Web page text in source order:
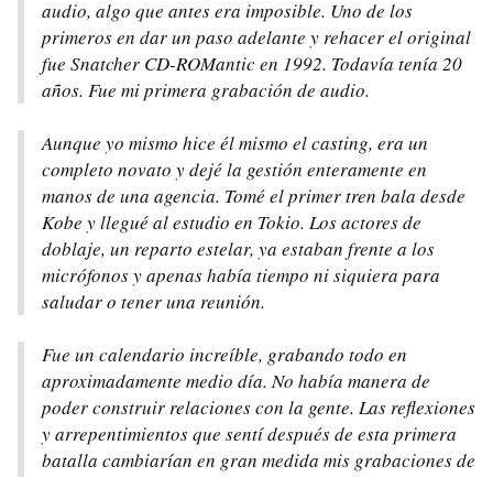
audio, algo que antes era imposible. Uno de los
primeros en dar un paso adelante y rehacer el original
fue Snatcher CD-ROMantic en 1992. Todavía tenía 20
años. Fue mi primera grabación de audio.
Aunque yo mismo hice él mismo el casting, era un
completo novato y dejé la gestión enteramente en
manos de una agencia. Tomé el primer tren bala desde
Kobe y llegué al estudio en Tokio. Los actores de
doblaje, un reparto estelar, ya estaban frente a los
micrófonos y apenas había tiempo ni siquiera para
saludar o tener una reunión.
Fue un calendario increíble, grabando todo en
aproximadamente medio día. No había manera de
poder construir relaciones con la gente. Las reflexiones
y arrepentimientos que sentí después de esta primera
batalla cambiarían en gran medida mis grabaciones de